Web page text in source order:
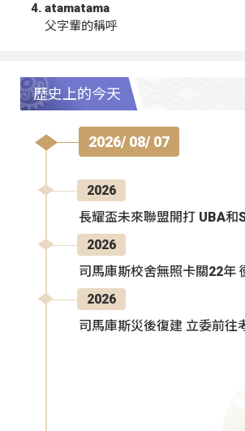
atamatama
父字輩的稱呼
歷史上的今天
2026/ 08/ 07
2026
長耀盃未來聯盟開打 UBA和
2026
司馬庫斯校舍無照卡關22年
2026
司馬庫斯災後復建 立委前往